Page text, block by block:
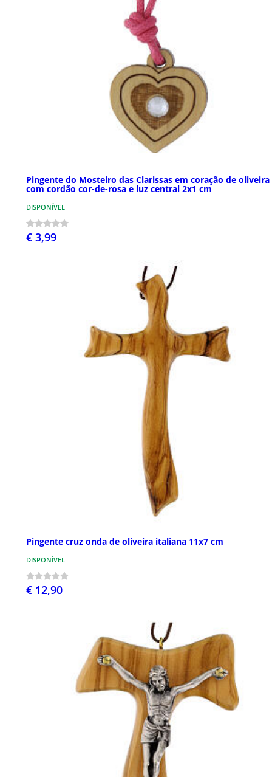
Pingente do Mosteiro das Clarissas em coração de oliveira
com cordão cor-de-rosa e luz central 2x1 cm
DISPONÍVEL
€ 3,99
Pingente cruz onda de oliveira italiana 11x7 cm
DISPONÍVEL
€ 12,90